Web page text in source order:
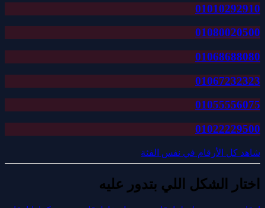
01010292910
01080020500
01068688080
01067232323
01055556075
01022229500
شاهد كل الأرقام في نفس الفئة
اختار الشكل اللي بتدور عليه